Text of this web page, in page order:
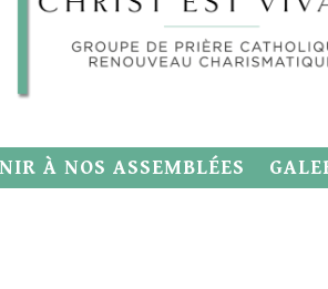
À NOS ASSEMBLÉES